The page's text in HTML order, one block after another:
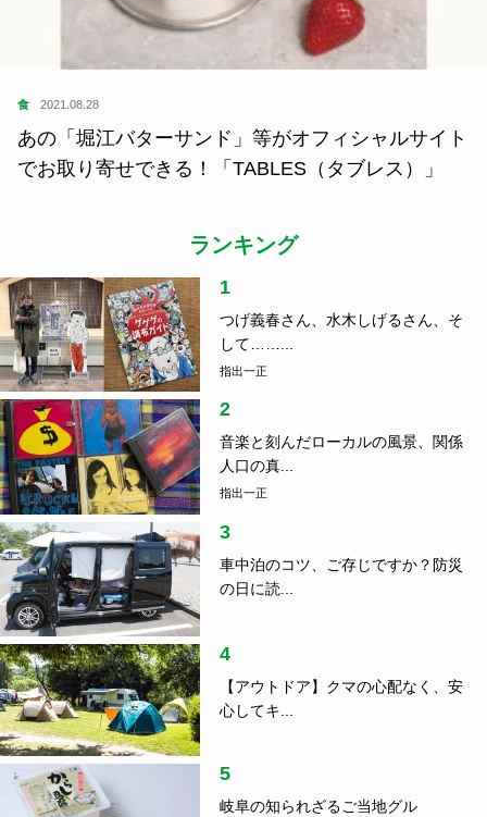
食 2021.08.28
あの「堀江バターサンド」等がオフィシャルサイト
でお取り寄せできる！「TABLES（タブレス）」
ランキング
1
つげ義春さん、水木しげるさん、そ
して……...
指出一正
2
音楽と刻んだローカルの風景、関係
人口の真...
指出一正
3
車中泊のコツ、ご存じですか？防災
の日に読...
4
【アウトドア】クマの心配なく、安
心してキ...
5
岐阜の知られざるご当地グル